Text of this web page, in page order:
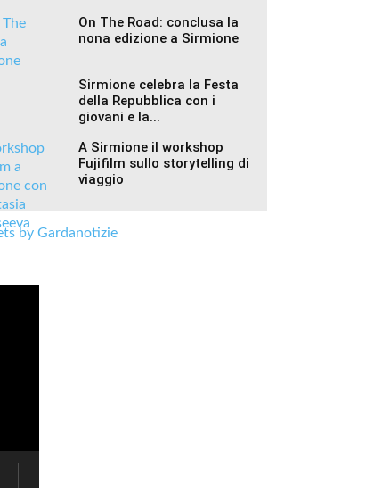
On The Road: conclusa la
nona edizione a Sirmione
Sirmione celebra la Festa
della Repubblica con i
giovani e la...
A Sirmione il workshop
Fujifilm sullo storytelling di
viaggio
by Gardanotizie